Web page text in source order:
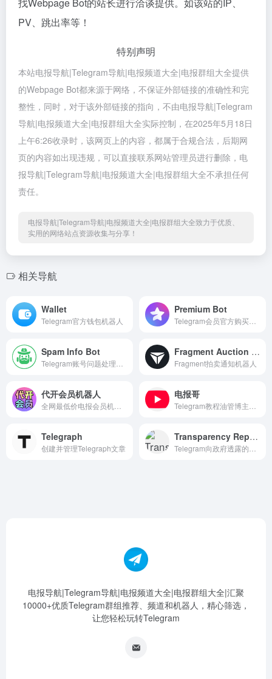
PV、跳出率等！
特别声明
本站电报导航|Telegram导航|电报频道大全|电报群组大全提供
的Webpage Bot都来源于网络，不保证外部链接的准确性和完
整性，同时，对于该外部链接的指向，不由电报导航|Telegram
导航|电报频道大全|电报群组大全实际控制，在2025年5月18日
上午6:26收录时，该网页上的内容，都属于合规合法，后期网
页的内容如出现违规，可以直接联系网站管理员进行删除，电
报导航|Telegram导航|电报频道大全|电报群组大全不承担任何
责任。
电报导航|Telegram导航|电报频道大全|电报群组大全致力于优质、
实用的网络站点资源收集与分享！
相关导航
Wallet
Telegram官方钱包机器人
Premium Bot
Spam Info Bot Fragment Auction Alerts
Fragment拍卖通知机器人
代开会员机器人 电报哥
Telegraph
创建并管理Telegraph文章
Transparency Reports
电报导航|Telegram导航|电报频道大全|电报群组大全|汇聚
10000+优质Telegram群组推荐、频道和机器人，精心筛选，
让您轻松玩转Telegram